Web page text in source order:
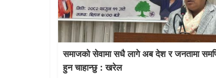
समाजको सेवामा सधै लागे अब देश र जनतामा
हुन चाहान्छु : खरेल